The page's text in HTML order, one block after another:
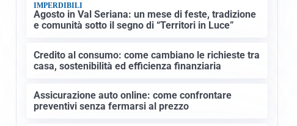
IMPERDIBILI
Agosto in Val Seriana: un mese di feste, tradizione
e comunità sotto il segno di “Territori in Luce”
Credito al consumo: come cambiano le richieste tra
casa, sostenibilità ed efficienza finanziaria
Assicurazione auto online: come confrontare
preventivi senza fermarsi al prezzo